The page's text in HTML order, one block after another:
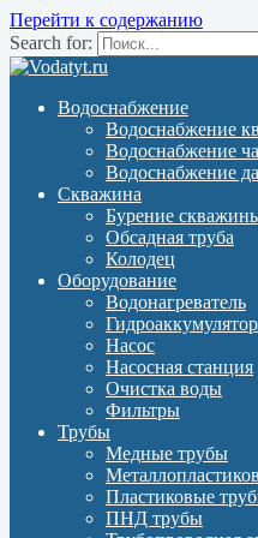
Перейти к содержанию
Search for:
Водоснабжение
Водоснабжение
Водоснабжение
Водоснабжение
Скважина
Бурение
Обсадная труба
Колодец
Оборудование
Водонагреватель
Гидроаккумулятор
Насос
Насосная станция
Очистка воды
Фильтры
Трубы
Медные трубы
Пластиковые
ПНД трубы